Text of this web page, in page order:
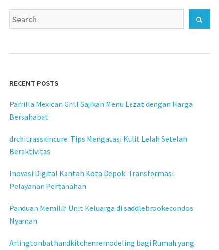
India"
Search
for:
RECENT POSTS
Parrilla Mexican Grill Sajikan Menu Lezat dengan Harga
Bersahabat
drchitrasskincure: Tips Mengatasi Kulit Lelah Setelah
Beraktivitas
Inovasi Digital Kantah Kota Depok: Transformasi
Pelayanan Pertanahan
Panduan Memilih Unit Keluarga di saddlebrookecondos
Nyaman
Arlingtonbathandkitchenremodeling bagi Rumah yang